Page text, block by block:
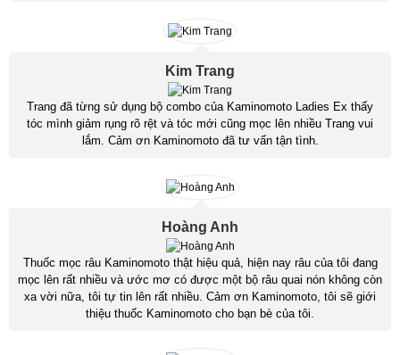
Kim Trang
Trang đã từng sử dụng bộ combo của Kaminomoto Ladies Ex thấy
tóc mình giảm rụng rõ rệt và tóc mới cũng mọc lên nhiều Trang vui
lắm. Cảm ơn Kaminomoto đã tư vấn tận tình.
Hoàng Anh
Thuốc mọc râu Kaminomoto thật hiệu quả, hiện nay râu của tôi đang
mọc lên rất nhiều và ước mơ có được một bộ râu quai nón không còn
xa vời nữa, tôi tự tin lên rất nhiều. Cảm ơn Kaminomoto, tôi sẽ giới
thiệu thuốc Kaminomoto cho bạn bè của tôi.